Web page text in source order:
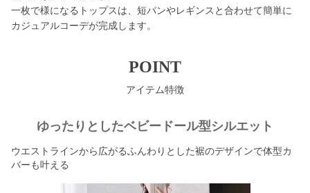
一枚で様になるトップスは、短パンやレギンスと合わせて簡単に
カジュアルコーデが完成します。
POINT
アイテム特徴
ゆったりとしたベビードール型シルエット
ウエストラインから広がるふんわりとした裾のデザインで体型カ
バーも叶える